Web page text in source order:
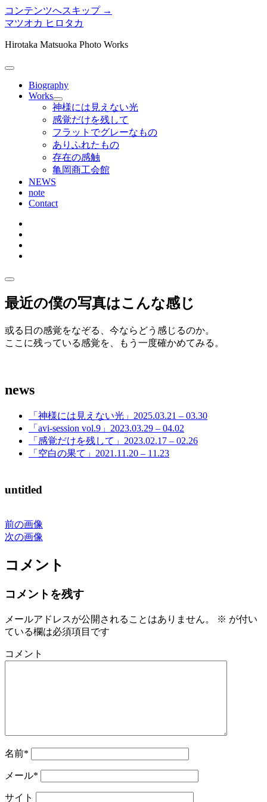
コンテンツへスキップ →
マツオカ ヒロタカ
Hirotaka Matsuoka Photo Works
メ
Biography
Works
メ
ニ
ュ
ー
を
開
く
神様には見えない光
感覚だけを残して
フラットでグレーなもの
ありふれたもの
存在の感触
亀岡商工会館
NEWS
note
Contact
サ
イ
バ
サ
イ
ド
ー
を
開
最近の僕の写真はこんな感じ
或る日の感覚をなぞる、今ならどう感じるのか。
ここに残っている感覚を、もう一度確かめてみる。
news
「神様には見えない光」2025.03.21 – 03.30
「avi-session vol.9」2023.03.29 – 04.02
「感覚だけを残して」2023.02.17 – 02.26
「空白の果て」2021.11.20 – 11.23
untitled
前の画像
次の画像
コメント
コメントを残す
メールアドレスが公開されることはありません。 ※ が付い
ている欄は必須項目です
コメント
名前*
メール*
サイト